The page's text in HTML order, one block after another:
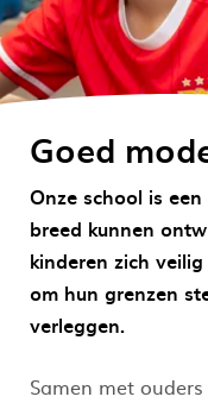
Goed
Onze school is
breed kunnen
kinderen zich
om hun grenzen
verleggen.
Samen met